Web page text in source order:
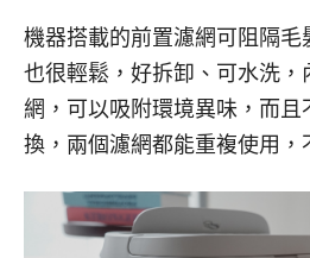
機器搭載的前置濾網可阻隔毛
也很輕鬆，好拆卸、可水洗，
網，可以吸附環境異味，而且
換，兩個濾網都能重複使用，